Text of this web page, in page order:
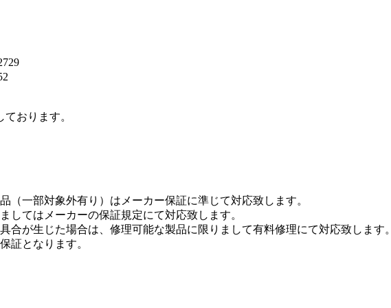
おります。
（一部対象外有り）はメーカー保証に準じて対応致します。
してはメーカーの保証規定にて対応致します。
合が生じた場合は、修理可能な製品に限りまして有料修理にて対応致します。
証となります。